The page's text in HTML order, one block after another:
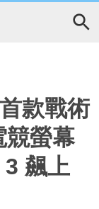
款戰術
競螢幕
飆上